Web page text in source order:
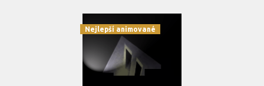
Nejlepší animované